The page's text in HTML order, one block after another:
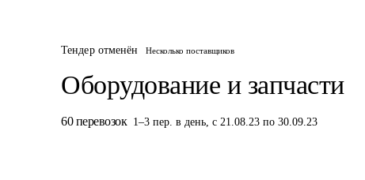
Тендер отменён Несколько поставщиков
Оборудование и запчасти
60 перевозок 1–3 пер. в день, с 21.08.23 по 30.09.23